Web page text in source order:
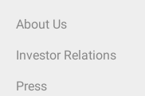
About Us
Investor Relations
Press